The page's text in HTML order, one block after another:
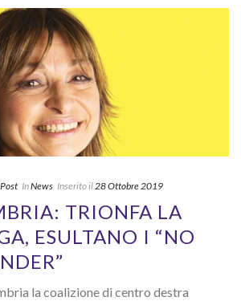
InNews Inserito il 28 Ottobre 2019
TRIONFA LA
ESULTANO I “NO
la coalizione di centro destra